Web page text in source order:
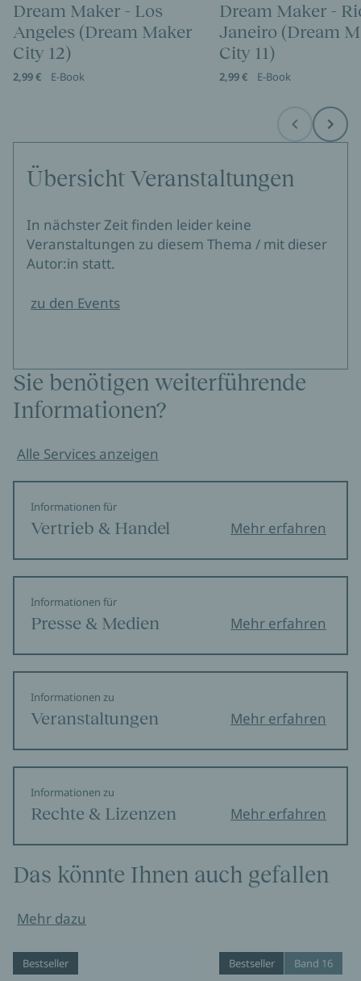
Dream Maker - Los
Angeles (Dream Maker
City 12)
2,99 € E-Book
Dream Maker -
Janeiro (Dream
City 11)
2,99 € E-Book
Before Next
Übersicht Veranstaltungen
In nächster Zeit finden leider keine
Veranstaltungen zu diesem Thema / mit dieser
Autor:in statt.
zu den Events
Sie benötigen weiterführende
Informationen?
Alle Services anzeigen
Informationen für
Vertrieb & Handel Mehr erfahren
Informationen für
Presse & Medien Mehr erfahren
Informationen zu
Veranstaltungen Mehr erfahren
Informationen zu
Rechte & Lizenzen Mehr erfahren
Das könnte Ihnen auch gefallen
Mehr dazu
Bestseller Bestseller Band 16